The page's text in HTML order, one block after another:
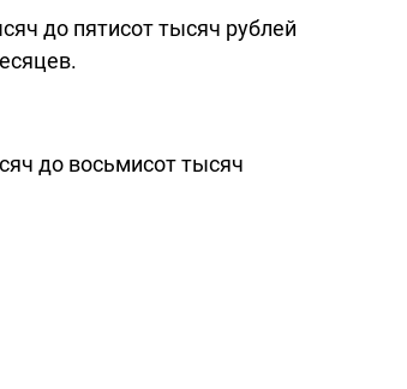
до пятисот тысяч рублей
до восьмисот тысяч